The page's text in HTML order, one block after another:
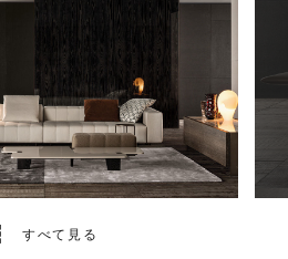
すべて見る
2